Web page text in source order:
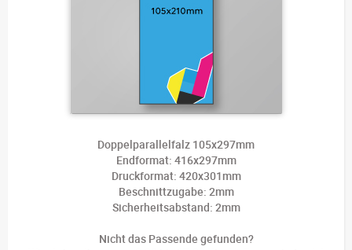
Doppelparallelfalz 105x297mm
Endformat: 416x297mm
Druckformat: 420x301mm
Beschnittzugabe: 2mm
Sicherheitsabstand: 2mm
Nicht das Passende gefunden?